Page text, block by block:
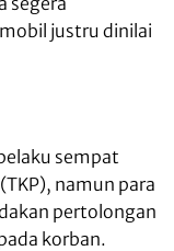
justru dinilai
sempat
namun para
pertolongan
korban.